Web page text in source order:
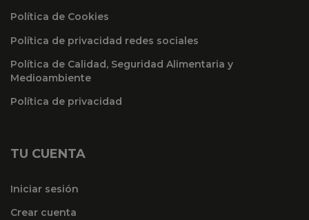
Política de Cookies
Política de privacidad redes sociales
Política de Calidad, Seguridad Alimentaria y
Medioambiente
Política de privacidad
TU CUENTA
Iniciar sesión
Crear cuenta